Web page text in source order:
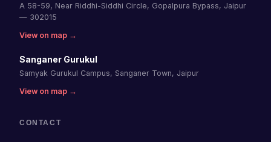
A 58-59, Near Riddhi-Siddhi Circle, Gopalpura Bypass, Jaipur
— 302015
View on map →
Sanganer Gurukul
Samyak Gurukul Campus, Sanganer Town, Jaipur
View on map →
CONTACT